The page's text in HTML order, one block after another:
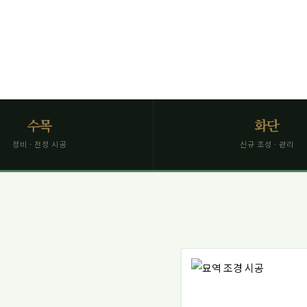
수목
정비 · 전정 시공
화단
신규 조성 · 관리